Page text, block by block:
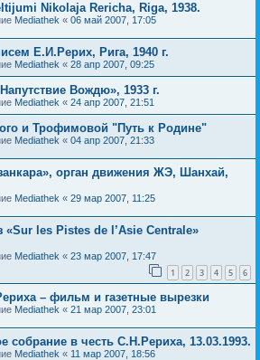
Nikolaja Rericha, Riga, 1938.
Mediathek « 06 май 2007, 17:05
Е.И.Рерих, Рига, 1940 г.
Mediathek « 28 апр 2007, 09:25
Вождю», 1933 г.
Mediathek « 24 апр 2007, 21:51
и Трофимовой "Путь к Родине"
Mediathek « 04 апр 2007, 21:33
орган движения ЖЭ, Шанхай,
Mediathek « 29 мар 2007, 11:25
«Sur les Pistes de l’Asie Centrale»
Mediathek « 23 мар 2007, 17:47
1 2 3 4 5 6
– фильм и газетные вырезки
Mediathek « 21 мар 2007, 23:01
собрание в честь С.Н.Рериха, 13.03.1993.
Mediathek « 11 мар 2007, 18:56